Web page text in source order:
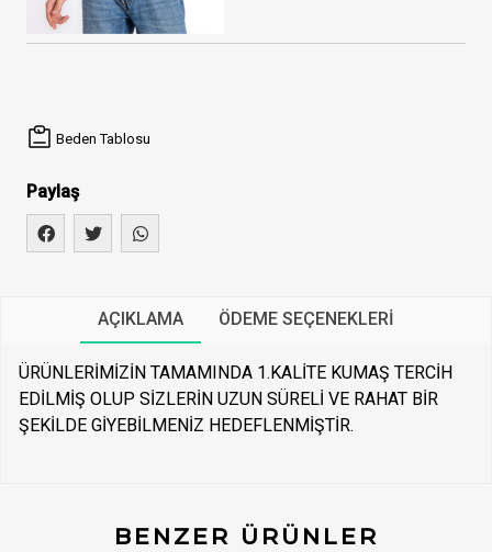
Beden Tablosu
Paylaş
AÇIKLAMA ÖDEME SEÇENEKLERI
ÜRÜNLERİMİZİN TAMAMINDA 1.KALİTE KUMAŞ TERCİH
EDİLMİŞ OLUP SİZLERİN UZUN SÜRELİ VE RAHAT BİR
ŞEKİLDE GİYEBİLMENİZ HEDEFLENMİŞTİR.
BENZER ÜRÜNLER